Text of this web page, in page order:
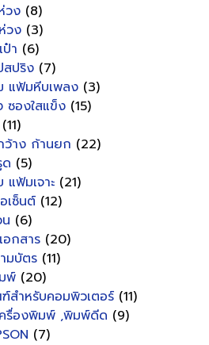
วง (8)
วง (3)
า (6)
ปริง (7)
แฟ้มหีบเพลง (3)
ซองใสแข็ง (15)
(11)
าง ก้านยก (22)
(5)
ฟ้มเจาะ (21)
เซ็นต์ (12)
(6)
อกสาร (20)
มบัตร (11)
พ์ (20)
ำหรับคอมพิวเตอร์ (11)
รื่องพิมพ์ ,พิมพ์ดีด (9)
(7)